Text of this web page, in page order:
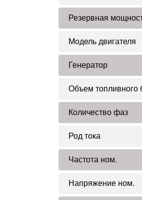
Резервная
Модель двигателя
Генератор
Объем топливного
Количество фаз
Род тока
Частота ном.
Напряжение ном.